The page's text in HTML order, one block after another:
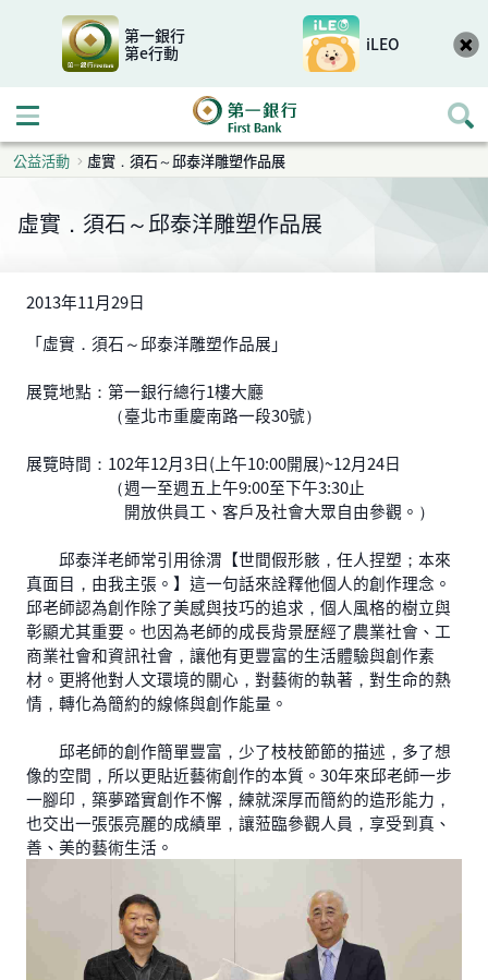
第一銀行
第e行動
iLEO
開啟行動選單
公益活動 虛實．須石～邱泰洋雕塑作品展
虛實．須石～邱泰洋雕塑作品展
2013年11月29日
「虛實．須石～邱泰洋雕塑作品展」
展覽地點：第一銀行總行1樓大廳
（臺北市重慶南路一段30號）
展覽時間：102年12月3日(上午10:00開展)~12月24日
（週一至週五上午9:00至下午3:30止
開放供員工、客戶及社會大眾自由參觀。）
邱泰洋老師常引用徐渭【世間假形骸，任人捏塑；本來
真面目，由我主張。】這一句話來詮釋他個人的創作理念。
邱老師認為創作除了美感與技巧的追求，個人風格的樹立與
彰顯尤其重要。也因為老師的成長背景歷經了農業社會、工
商業社會和資訊社會，讓他有更豐富的生活體驗與創作素
材。更將他對人文環境的關心，對藝術的執著，對生命的熱
情，轉化為簡約的線條與創作能量。
邱老師的創作簡單豐富，少了枝枝節節的描述，多了想
像的空間，所以更貼近藝術創作的本質。30年來邱老師一步
一腳印，築夢踏實創作不懈，練就深厚而簡約的造形能力，
也交出一張張亮麗的成績單，讓蒞臨參觀人員，享受到真、
善、美的藝術生活。